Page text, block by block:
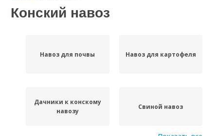
Конский навоз
Навоз для почвы Навоз для картофеля
Дачники к конскому
навозу
Свиной навоз